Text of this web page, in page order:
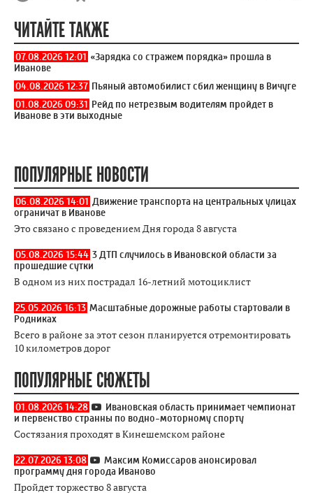
ЧИТАЙТЕ ТАКЖЕ
07.08.2026 12:01 «Зарядка со стражем порядка» прошла в
Иванове
04.08.2026 12:37 Пьяный автомобилист сбил женщину в Вичуге
01.08.2026 09:31 Рейд по нетрезвым водителям пройдет в
Иванове в эти выходные
ПОПУЛЯРНЫЕ НОВОСТИ
06.08.2026 14:01 Движение транспорта на центральных улицах
ограничат в Иванове
Это связано с проведением Дня города 8 августа
05.08.2026 15:44 3 ДТП случилось в Ивановской области за
прошедшие сутки
В одном из них пострадал 16-летний мотоциклист
25.05.2026 16:13 Масштабные дорожные работы стартовали в
Родниках
Всего в районе за этот сезон планируется отремонтировать
10 километров дорог
ПОПУЛЯРНЫЕ СЮЖЕТЫ
01.08.2026 14:28
Ивановская область принимает чемпионат
и первенство странны по водно-моторному спорту
Состязания проходят в Кинешемском районе
22.07.2026 13:08
Максим Комиссаров анонсировал
программу дня города Иваново
Пройдет торжество 8 августа